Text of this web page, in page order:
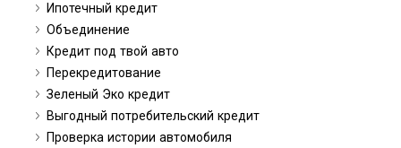
Ипотечный кредит
Объединение
Кредит под твой авто
Перекредитование
Зеленый Эко кредит
Выгодный потребительский кредит
Проверка истории автомобиля